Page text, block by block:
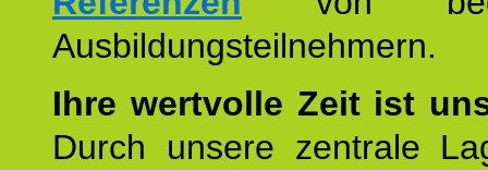
Ausbildungsteilnehmern.
Ihre wertvolle Zeit ist
Durch unsere zentrale